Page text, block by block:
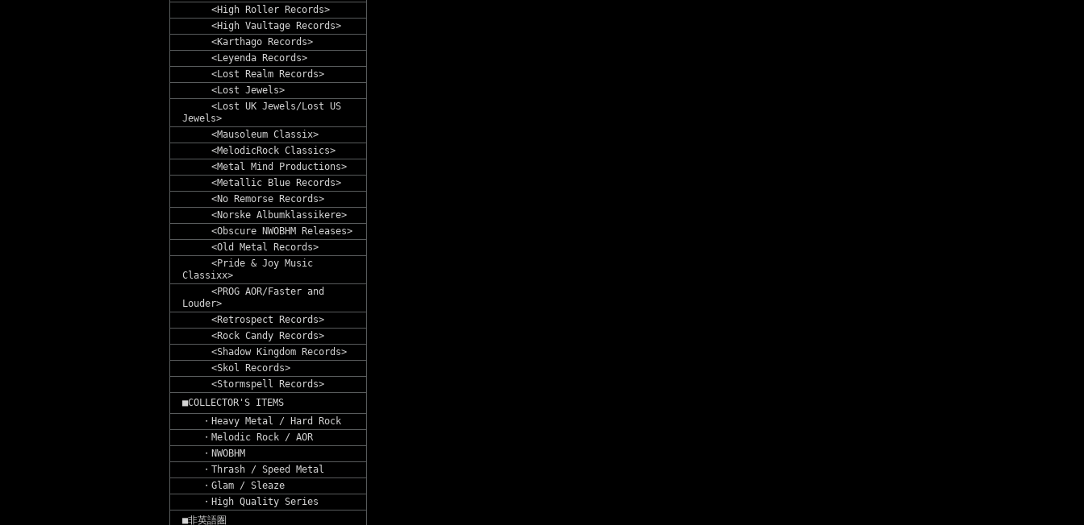
<High Roller Records>
<High Vaultage Records>
<Karthago Records>
<Leyenda Records>
<Lost Realm Records>
<Lost Jewels>
<Lost UK Jewels/Lost US
Jewels>
<Mausoleum Classix>
<MelodicRock Classics>
<Metal Mind Productions>
<Metallic Blue Records>
<No Remorse Records>
<Norske Albumklassikere>
<Obscure NWOBHM Releases>
<Old Metal Records>
<Pride & Joy Music
Classixx>
<PROG AOR/Faster and
Louder>
<Retrospect Records>
<Rock Candy Records>
<Shadow Kingdom Records>
<Skol Records>
<Stormspell Records>
■COLLECTOR'S ITEMS
・Heavy Metal / Hard Rock
・Melodic Rock / AOR
・NWOBHM
・Thrash / Speed Metal
・Glam / Sleaze
・High Quality Series
■非英語圏